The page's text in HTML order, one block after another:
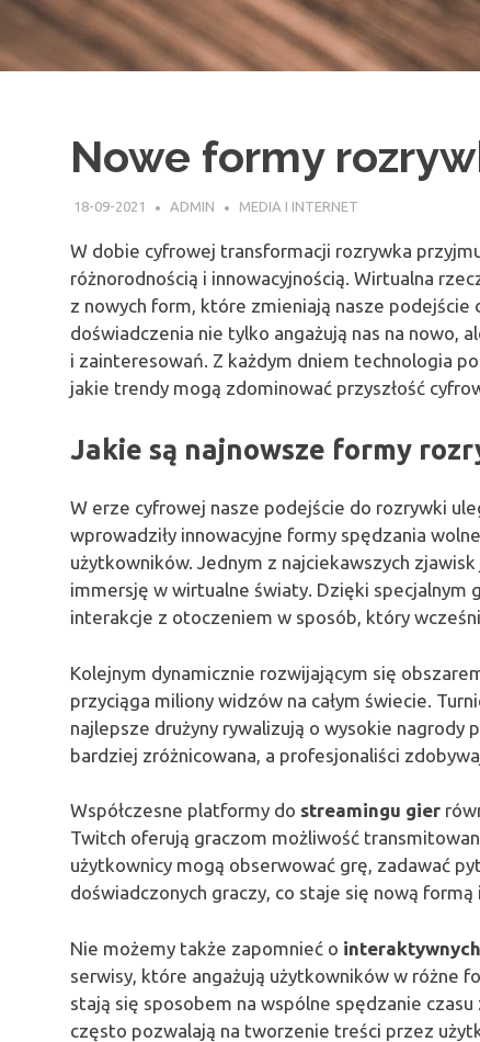
Nowe formy
18-09-2021 ADMIN MEDIA I INTERNET
W dobie cyfrowej transformacji rozrywka
różnorodnością i innowacyjnością. Wirtualna
z nowych form, które zmieniają nasze
doświadczenia nie tylko angażują nas na nowo,
i zainteresowań. Z każdym dniem technologia
jakie trendy mogą zdominować przyszłość
Jakie są najnowsze formy
W erze cyfrowej nasze podejście do rozrywki
wprowadziły innowacyjne formy spędzania
użytkowników. Jednym z najciekawszych
immersję w wirtualne światy. Dzięki
interakcje z otoczeniem w sposób, który
Kolejnym dynamicznie rozwijającym się
przyciąga miliony widzów na całym świecie.
najlepsze drużyny rywalizują o wysokie nagrody
bardziej zróżnicowana, a profesjonaliści
Współczesne platformy do streamingu gier
Twitch oferują graczom możliwość
użytkownicy mogą obserwować grę, zadawać
doświadczonych graczy, co staje się nową
Nie możemy także zapomnieć o
serwisy, które angażują użytkowników w różne
stają się sposobem na wspólne spędzanie
często pozwalają na tworzenie treści przez